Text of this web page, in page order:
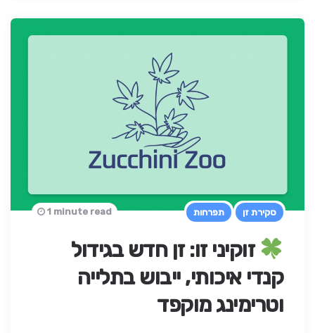
סקירת זן תפרחות
זוקיני זו: זן חדש בגידול
קנדי איכותי, ייבוש בתלייה
וטרימינג מוקפד
1 minute read